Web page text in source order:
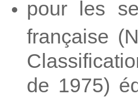
pour les
française
de 1975)